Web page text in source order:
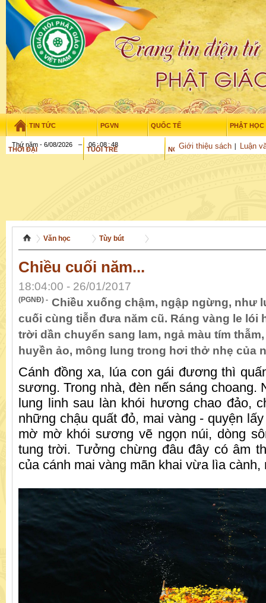
TIN TỨC PGVN QUỐC TẾ PHẬT HỌC
THỜI ĐẠI TUỔI TRẺ NGHIÊN CỨU
Giới thiệu sách Luận
Thứ năm - 6/08/2026 – 06:08 : 49
Văn học Tùy bút
Chiều cuối năm...
18:04:00 - 26/01/2017
(PGNĐ) - Chiều xuống chậm, ngập ngừng, như
cuối cùng tiễn đưa năm cũ. Ráng vàng le lói
trời dần chuyển sang lam, ngả màu tím
huyền ảo, mông lung trong hơi thở nhẹ của
Cánh đồng xa, lúa con gái đương thì
sương. Trong nhà, đèn nến sáng choang.
lung linh sau làn khói hương chao đảo,
những chậu quất đỏ, mai vàng - quyện
mờ mờ khói sương vẽ ngọn núi, dòng
tung trời. Tưởng chừng đâu đây có âm
của cánh mai vàng mãn khai vừa lìa cành,